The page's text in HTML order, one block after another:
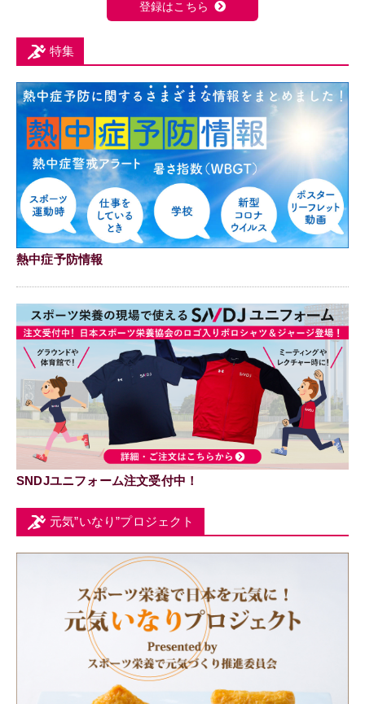
登録はこちら
特集
熱中症予防情報
SNDJユニフォーム注文受付中！
元気”いなり”プロジェクト